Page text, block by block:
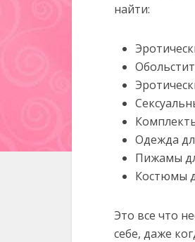
найти:
Одежда
Пижамы
Костюмы
Это все что
себе, даже